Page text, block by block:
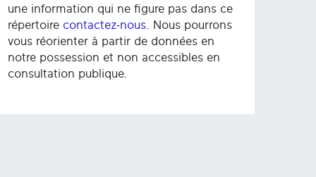
une information qui ne figure pas dans ce
répertoire contactez-nous. Nous pourrons
vous réorienter à partir de données en
notre possession et non accessibles en
consultation publique.